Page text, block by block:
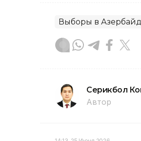
Выборы в
Серикбол
Автор